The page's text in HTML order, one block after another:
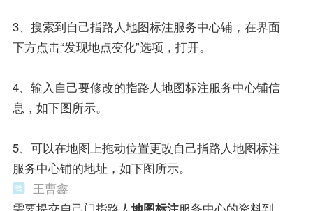
3、搜索到自己指路人地图标注服务中心铺，在界面
下方点击“发现地点变化”选项，打开。
4、输入自己要修改的指路人地图标注服务中心铺信
息，如下图所示。
5、可以在地图上拖动位置更改自己指路人地图标注
服务中心铺的地址，如下图所示。
王曹鑫